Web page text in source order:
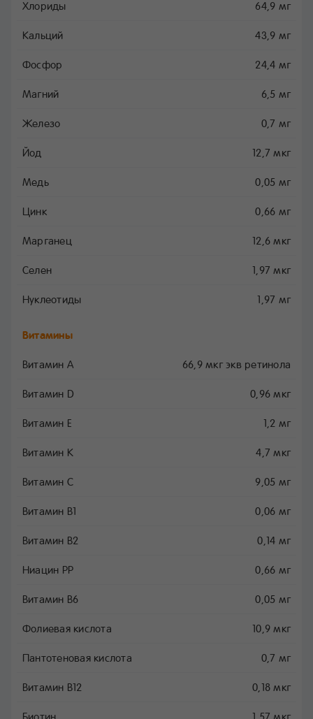
Хлориды 64,9 мг
Кальций 43,9 мг
Фосфор 24,4 мг
Магний 6,5 мг
Железо 0,7 мг
Йод 12,7 мкг
Медь 0,05 мг
Цинк 0,66 мг
Марганец 12,6 мкг
Селен 1,97 мкг
Нуклеотиды 1,97 мг
Витамины
Витамин A 66,9 мкг экв ретинола
Витамин D 0,96 мкг
Витамин E 1,2 мг
Витамин K 4,7 мкг
Витамин C 9,05 мг
Витамин B1 0,06 мг
Витамин B2 0,14 мг
Ниацин PP 0,66 мг
Витамин B6 0,05 мг
Фолиевая кислота 10,9 мкг
Пантотеновая кислота 0,7 мг
Витамин B12 0,18 мкг
Биотин 1,57 мкг